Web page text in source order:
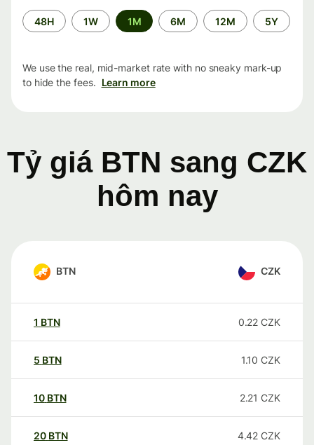
Time
period
48H 1W 1M 6M 12M 5Y
We use the real, mid-market rate with no sneaky mark-up
to hide the fees. Learn more
Tỷ giá BTN sang CZK
hôm nay
BTN CZK
1 BTN 0.22 CZK
5 BTN 1.10 CZK
10 BTN 2.21 CZK
20 BTN 4.42 CZK